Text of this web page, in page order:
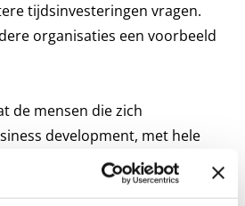
tijdsinvesteringen vragen.
organisaties een voorbeeld
de mensen die zich
development, met hele
dan de collega’s in het
is de taak van de business